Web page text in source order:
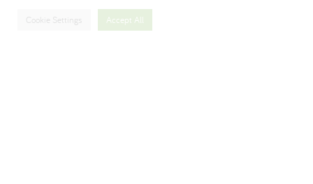
Cookie Settings Accept All